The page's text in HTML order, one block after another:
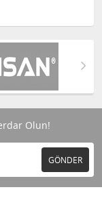
Olun!
GÖNDER